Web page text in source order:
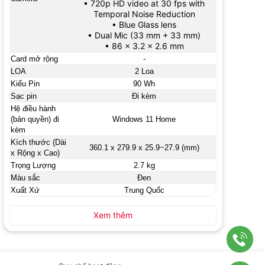
• 720p HD video at 30 fps with
Temporal Noise Reduction
• Blue Glass lens
• Dual Mic (33 mm + 33 mm)
• 86 x 3.2 x 2.6 mm
Card mở rộng
-
LOA
2 Loa
Kiểu Pin
90 Wh
Sạc pin
Đi kèm
Hệ điều hành
(bản quyền) đi
kèm
Windows 11 Home
Kích thước (Dài
x Rộng x Cao)
360.1 x 279.9 x 25.9~27.9 (mm)
Trọng Lượng
2.7 kg
Màu sắc
Đen
Xuất Xứ
Trung Quốc
Xem thêm